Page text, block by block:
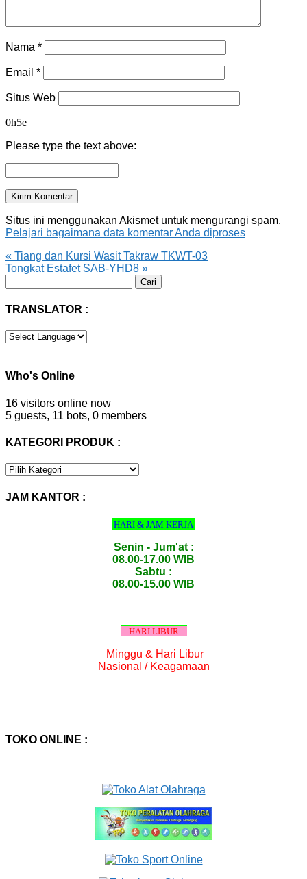
Nama *
Email *
Situs Web
0h5e
Please type the text above:
Situs ini menggunakan Akismet untuk mengurangi spam.
Pelajari bagaimana data komentar Anda diproses
« Tiang dan Kursi Wasit Takraw TKWT-03
Tongkat Estafet SAB-YHD8 »
untuk:
TRANSLATOR :
Who's Online
16 visitors online now
5 guests, 11 bots, 0 members
KATEGORI PRODUK :
KATEGORI
JAM KANTOR :
HARI & JAM KERJA
Senin - Jum'at :
08.00-17.00 WIB
Sabtu :
08.00-15.00 WIB
HARI LIBUR
Minggu & Hari Libur
Nasional / Keagamaan
TOKO ONLINE :